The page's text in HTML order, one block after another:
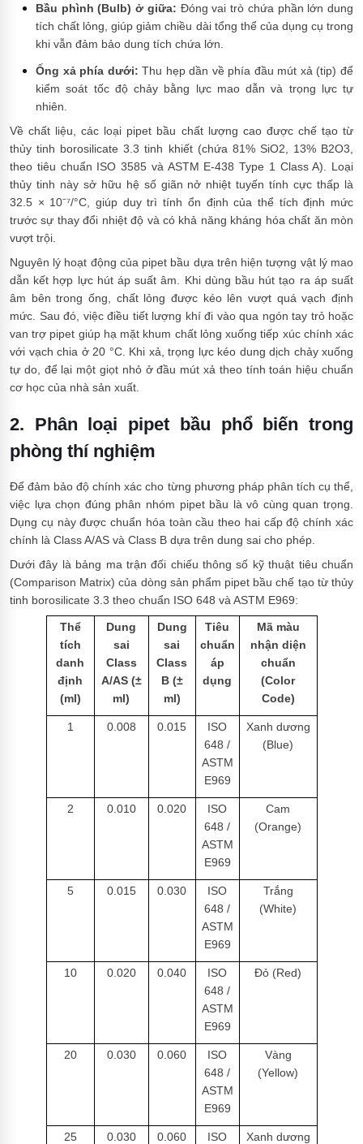
Bầu phình (Bulb) ở giữa: Đóng vai trò chứa phần lớn dung
tích chất lỏng, giúp giảm chiều dài tổng thể của dụng cụ trong
khi vẫn đảm bảo dung tích chứa lớn.
Ống xả phía dưới: Thu hẹp dần về phía đầu mút xả (tip) để
kiểm soát tốc độ chảy bằng lực mao dẫn và trọng lực tự
nhiên.
Về chất liệu, các loại pipet bầu chất lượng cao được chế tạo từ
thủy tinh borosilicate 3.3 tinh khiết (chứa 81% SiO2, 13% B2O3,
theo tiêu chuẩn ISO 3585 và ASTM E-438 Type 1 Class A). Loại
thủy tinh này sở hữu hệ số giãn nở nhiệt tuyến tính cực thấp là
32.5 × 10⁻⁷/°C, giúp duy trì tính ổn định của thể tích định mức
trước sự thay đổi nhiệt độ và có khả năng kháng hóa chất ăn mòn
vượt trội.
Nguyên lý hoạt động của pipet bầu dựa trên hiện tượng vật lý mao
dẫn kết hợp lực hút áp suất âm. Khi dùng bầu hút tạo ra áp suất
âm bên trong ống, chất lỏng được kéo lên vượt quá vạch định
mức. Sau đó, việc điều tiết lượng khí đi vào qua ngón tay trỏ hoặc
van trợ pipet giúp hạ mặt khum chất lỏng xuống tiếp xúc chính xác
với vạch chia ở 20 °C. Khi xả, trọng lực kéo dung dịch chảy xuống
tự do, để lại một giọt nhỏ ở đầu mút xả theo tính toán hiệu chuẩn
cơ học của nhà sản xuất.
2. Phân loại pipet bầu phổ biến trong
phòng thí nghiệm
Để đảm bảo độ chính xác cho từng phương pháp phân tích cụ thể,
việc lựa chọn đúng phân nhóm pipet bầu là vô cùng quan trọng.
Dụng cụ này được chuẩn hóa toàn cầu theo hai cấp độ chính xác
chính là Class A/AS và Class B dựa trên dung sai cho phép.
Dưới đây là bảng ma trận đối chiếu thông số kỹ thuật tiêu chuẩn
(Comparison Matrix) của dòng sản phẩm pipet bầu chế tạo từ thủy
tinh borosilicate 3.3 theo chuẩn ISO 648 và ASTM E969:
Thể
tích
danh
định
(ml)
Dung
sai
Class
A/AS (±
ml)
Dung
sai
Class
B (±
ml)
Tiêu
chuẩn
áp
dụng
Mã màu
nhận diện
chuẩn
(Color
Code)
1 0.008 0.015
ISO
648 /
ASTM
E969
Xanh dương
(Blue)
2 0.010 0.020
ISO
648 /
ASTM
E969
Cam
(Orange)
5 0.015 0.030
ISO
648 /
ASTM
E969
Trắng
(White)
10 0.020 0.040
ISO
648 /
ASTM
E969
Đỏ (Red)
20 0.030 0.060
ISO
648 /
ASTM
E969
Vàng
(Yellow)
25 0.030 0.060
ISO
Xanh dương